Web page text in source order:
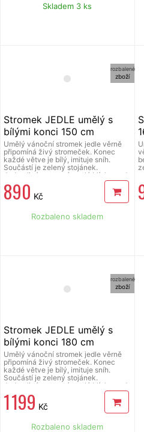
Skladem 3 ks
rozbalené
zboží
Stromek JEDLE umělý s
bílými konci 150 cm
Umělý vánoční stromek jedle věrně
připomíná živý stromeček. Konec
každé větve je bílý, imituje sníh.
Součástí je zelený stojánek.
Jednotlivá patra má rostlá blízko nad
sebou, což zajišťuje dostatečnou
hustotu stromečku. Výška stromku
150 cm.
890 Kč
Rozbaleno skladem
rozbalené
zboží
Stromek JEDLE umělý s
bílými konci 180 cm
Umělý vánoční stromek jedle věrně
připomíná živý stromeček. Konec
každé větve je bílý, imituje sníh.
Součástí je zelený stojánek.
Jednotlivá patra má rostlá blízko nad
sebou, což zajišťuje dostatečnou
hustotu stromečku. Výška stromku
180 cm.
1 199 Kč
Rozbaleno skladem